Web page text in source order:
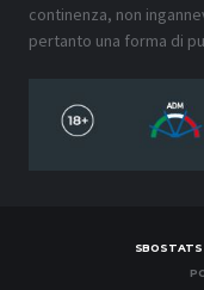
continenza, non
pertanto una forma di
SBOSTATS